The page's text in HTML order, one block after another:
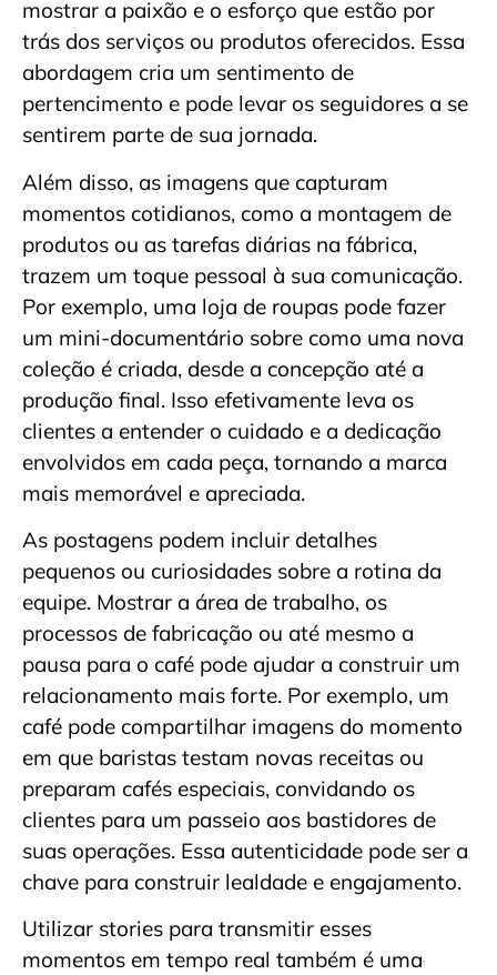
mostrar a paixão e o esforço que estão por
trás dos serviços ou produtos oferecidos. Essa
abordagem cria um sentimento de
pertencimento e pode levar os seguidores a se
sentirem parte de sua jornada.
Além disso, as imagens que capturam
momentos cotidianos, como a montagem de
produtos ou as tarefas diárias na fábrica,
trazem um toque pessoal à sua comunicação.
Por exemplo, uma loja de roupas pode fazer
um mini-documentário sobre como uma nova
coleção é criada, desde a concepção até a
produção final. Isso efetivamente leva os
clientes a entender o cuidado e a dedicação
envolvidos em cada peça, tornando a marca
mais memorável e apreciada.
As postagens podem incluir detalhes
pequenos ou curiosidades sobre a rotina da
equipe. Mostrar a área de trabalho, os
processos de fabricação ou até mesmo a
pausa para o café pode ajudar a construir um
relacionamento mais forte. Por exemplo, um
café pode compartilhar imagens do momento
em que baristas testam novas receitas ou
preparam cafés especiais, convidando os
clientes para um passeio aos bastidores de
suas operações. Essa autenticidade pode ser a
chave para construir lealdade e engajamento.
Utilizar stories para transmitir esses
momentos em tempo real também é uma